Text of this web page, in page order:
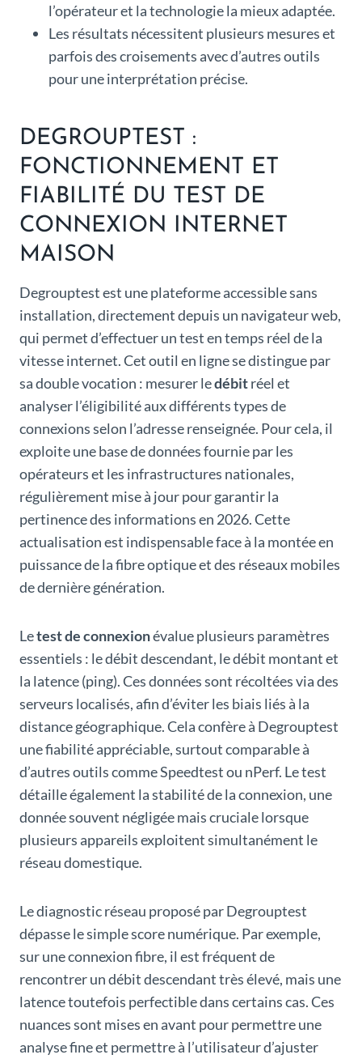
l’opérateur et la technologie la mieux adaptée.
Les résultats nécessitent plusieurs mesures et
parfois des croisements avec d’autres outils
pour une interprétation précise.
DEGROUPTEST :
FONCTIONNEMENT ET
FIABILITÉ DU TEST DE
CONNEXION INTERNET
MAISON
Degrouptest est une plateforme accessible sans
installation, directement depuis un navigateur web,
qui permet d’effectuer un test en temps réel de la
vitesse internet. Cet outil en ligne se distingue par
sa double vocation : mesurer ledébitréel et
analyser l’éligibilité aux différents types de
connexions selon l’adresse renseignée. Pour cela, il
exploite une base de données fournie par les
opérateurs et les infrastructures nationales,
régulièrement mise à jour pour garantir la
pertinence des informations en 2026. Cette
actualisation est indispensable face à la montée en
puissance de la fibre optique et des réseaux mobiles
de dernière génération.
Letest de connexionévalue plusieurs paramètres
essentiels : le débit descendant, le débit montant et
la latence (ping). Ces données sont récoltées via des
serveurs localisés, afin d’éviter les biais liés à la
distance géographique. Cela confère à Degrouptest
une fiabilité appréciable, surtout comparable à
d’autres outils comme Speedtest ou nPerf. Le test
détaille également la stabilité de la connexion, une
donnée souvent négligée mais cruciale lorsque
plusieurs appareils exploitent simultanément le
réseau domestique.
Le diagnostic réseau proposé par Degrouptest
dépasse le simple score numérique. Par exemple,
sur une connexion fibre, il est fréquent de
rencontrer un débit descendant très élevé, mais une
latence toutefois perfectible dans certains cas. Ces
nuances sont mises en avant pour permettre une
analyse fine et permettre à l’utilisateur d’ajuster